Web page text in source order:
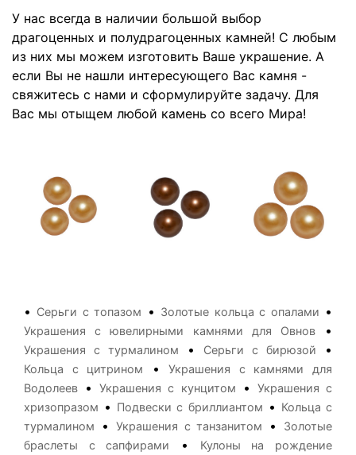
У нас всегда в наличии большой выбор
драгоценных и полудрагоценных камней! С любым
из них мы можем изготовить Ваше украшение. А
если Вы не нашли интересующего Вас камня -
свяжитесь с нами и сформулируйте задачу. Для
Вас мы отыщем любой камень со всего Мира!
• Серьги с топазом • Золотые кольца с опалами •
Украшения с ювелирными камнями для Овнов•
Украшения с турмалином • Серьги с бирюзой •
Кольца с цитрином •Украшения с камнями для
Водолеев •Украшения с кунцитом • Украшения с
хризопразом • Подвески с бриллиантом • Кольца с
турмалином
• Украшения с танзанитом •
Золотые
браслеты с сапфирами
•
Кулоны на рождение